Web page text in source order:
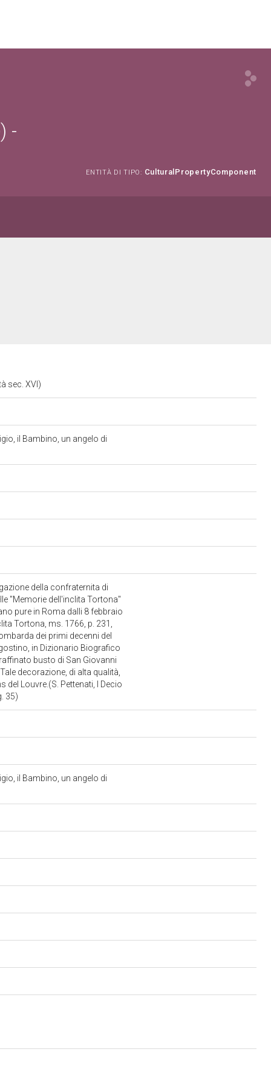
-
ENTITÀ DI TIPO: CulturalPropertyComponent
sec. XVI)
il Bambino, un angelo di
della confraternita di
"Memorie dell'inclita Tortona"
pure in Roma dalli 8 febbraio
Tortona, ms. 1766, p. 231,
dei primi decenni del
in Dizionario Biografico
busto di San Giovanni
decorazione, di alta qualità,
Louvre.(S. Pettenati, I Decio
35)
il Bambino, un angelo di